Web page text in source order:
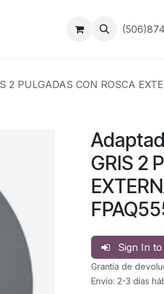
PULGADAS CON ROSCA
GRIS 2
Sign In
Grantía de
Envío: 2-3 días